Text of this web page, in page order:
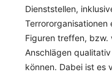
Dienststellen,
Figuren treffen,
Anschlägen
können. Dabei ist es